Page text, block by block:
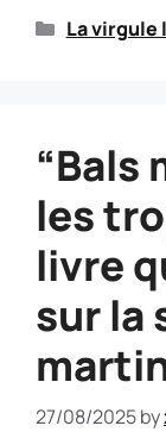
La
“Bals
les
livre
sur la
27/08/2025by